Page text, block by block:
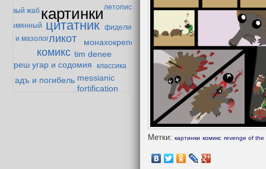
картинки
цитатник
ликот
комикс
треш угар и содомия
tim denee
адъ и погибель messianic
fortification
монахокрепость
фиделис
классика
и мазолог
летопись
жаб
Метки: картинки комикс revenge of the